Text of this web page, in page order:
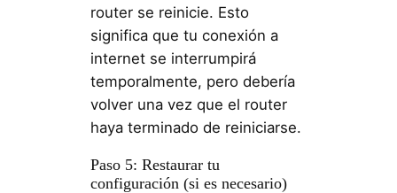
router se reinicie. Esto
significa que tu conexión a
internet se interrumpirá
temporalmente, pero debería
volver una vez que el router
haya terminado de reiniciarse.
Paso 5: Restaurar tu
configuración (si es necesario)